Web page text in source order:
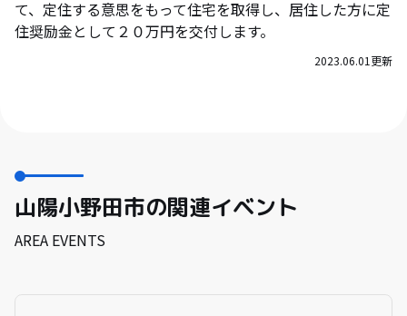
て、定住する意思をもって住宅を取得し、居住した方に定
住奨励金として２０万円を交付します。
2023.06.01 更新
山陽小野田市の関連イベント
AREA EVENTS